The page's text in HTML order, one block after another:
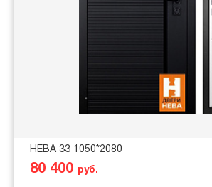
НЕВА 33 1050*2080
80 400 руб.